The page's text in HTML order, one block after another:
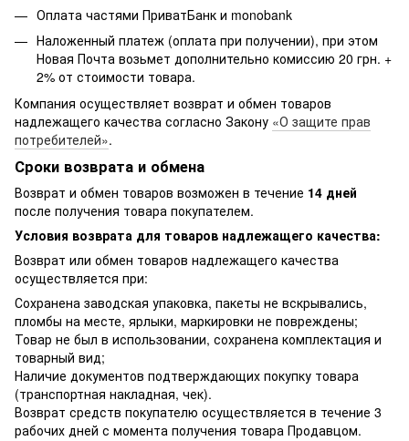
Оплата частями ПриватБанк и monobank
Наложенный платеж (оплата при получении), при этом
Новая Почта возьмет дополнительно комиссию 20 грн. +
2% от стоимости товара.
Компания осуществляет возврат и обмен товаров
надлежащего качества согласно Закону «О защите прав
потребителей».
Сроки возврата и обмена
Возврат и обмен товаров возможен в течение 14 дней
после получения товара покупателем.
Условия возврата для товаров надлежащего качества:
Возврат или обмен товаров надлежащего качества
осуществляется при:
Сохранена заводская упаковка, пакеты не вскрывались,
пломбы на месте, ярлыки, маркировки не повреждены;
Товар не был в использовании, сохранена комплектация и
товарный вид;
Наличие документов подтверждающих покупку товара
(транспортная накладная, чек).
Возврат средств покупателю осуществляется в течение 3
рабочих дней с момента получения товара Продавцом.